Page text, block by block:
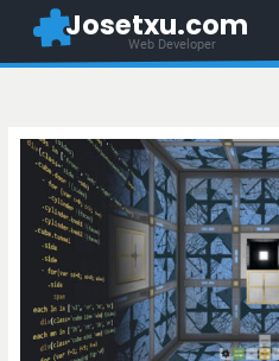
Josetxu.com
Web Developer